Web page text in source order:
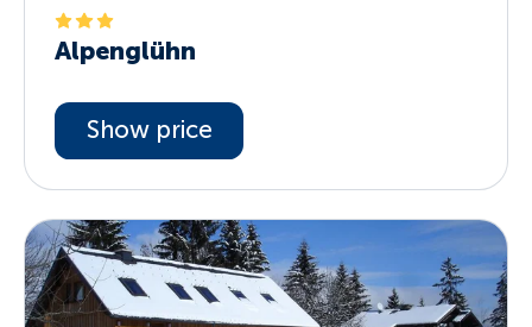
Alpenglühn
Show price